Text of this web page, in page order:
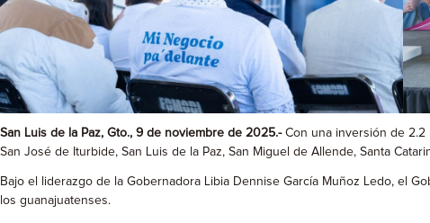
San Luis de la Paz, Gto., 9 de noviembre de 2025.-Con una inversión de 2.2
San José de Iturbide, San Luis de la Paz, San Miguel de Allende, Santa
Bajo el liderazgo de la Gobernadora Libia Dennise García Muñoz Ledo, el
los guanajuatenses.